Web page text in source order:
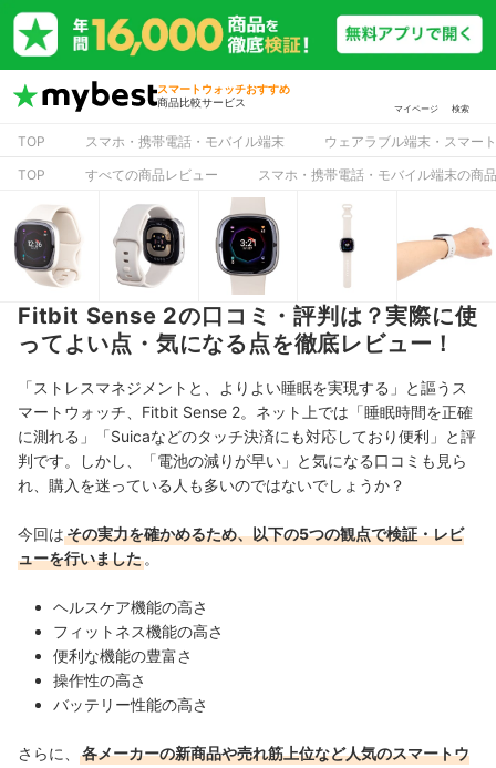
スマートウォッチおすすめ
商品比較サービス
マイページ 検索
TOP スマホ・携帯電話・モバイル端末
ウェアラブル端末・スマー
TOP
すべての商品レビュー スマホ・携帯電話・モバイル端末の商
Fitbit Sense 2の口コミ・評判は？実際に使
ってよい点・気になる点を徹底レビュー！
「ストレスマネジメントと、よりよい睡眠を実現する」と謳うス
マートウォッチ、Fitbit Sense 2。ネット上では「睡眠時間を正確
に測れる」「Suicaなどのタッチ決済にも対応しており便利」と評
判です。しかし、「電池の減りが早い」と気になる口コミも見ら
れ、購入を迷っている人も多いのではないでしょうか？
今回はその実力を確かめるため、以下の5つの観点で検証・レビ
ューを行いました 。
ヘルスケア機能の高さ
フィットネス機能の高さ
便利な機能の豊富さ
操作性の高さ
バッテリー性能の高さ
さらに、
各メーカーの新商品や売れ筋上位など人気のスマートウ